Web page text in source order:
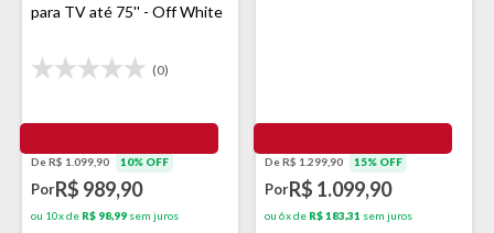
para TV até 75'' - Off White
(0)
De R$ 1.099,90 10% OFF
PorR$ 989,90
ou 10x de R$ 98,99 sem juros
De R$ 1.299,90 15% OFF
PorR$ 1.099,90
ou 6x de R$ 183,31 sem juros